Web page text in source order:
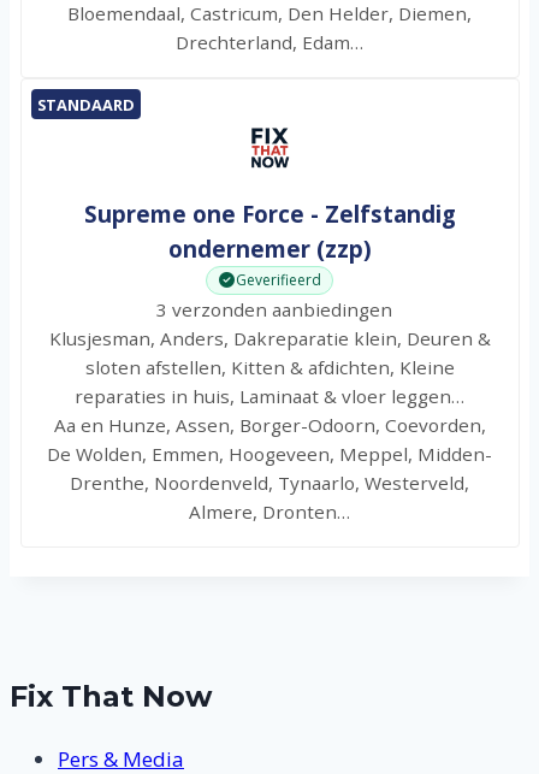
Bloemendaal, Castricum, Den Helder, Diemen,
Drechterland, Edam…
STANDAARD
Supreme one Force - Zelfstandig
ondernemer (zzp)
Geverifieerd
3 verzonden aanbiedingen
Klusjesman, Anders, Dakreparatie klein, Deuren &
sloten afstellen, Kitten & afdichten, Kleine
reparaties in huis, Laminaat & vloer leggen…
Aa en Hunze, Assen, Borger-Odoorn, Coevorden,
De Wolden, Emmen, Hoogeveen, Meppel, Midden-
Drenthe, Noordenveld, Tynaarlo, Westerveld,
Almere, Dronten…
Fix That Now
Pers & Media